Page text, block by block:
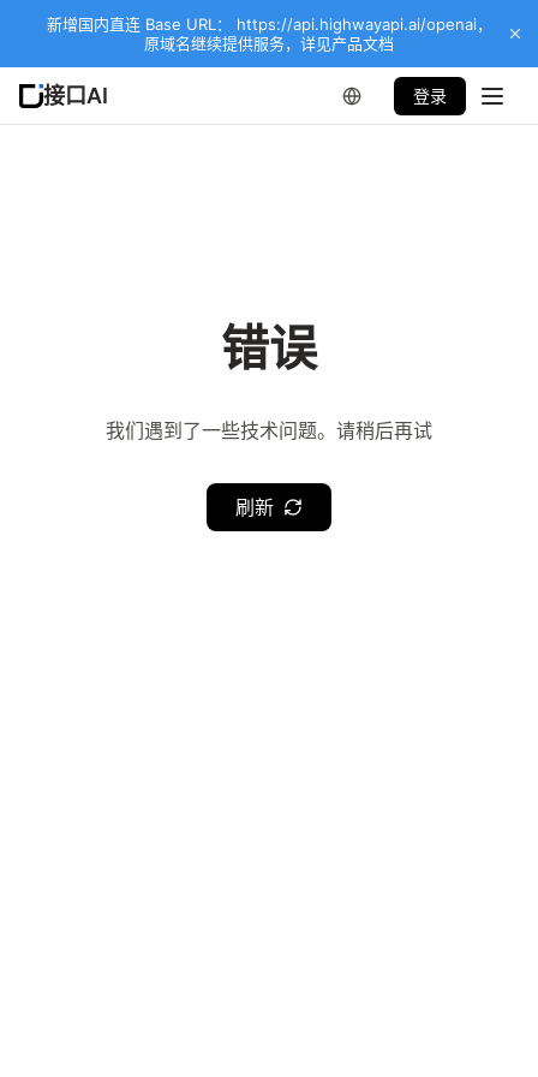
新增国内直连 Base URL： https://api.highwayapi.ai/openai，
原域名继续提供服务，详见产品文档
接口AI 登录
错误
我们遇到了一些技术问题。请稍后再试
刷新